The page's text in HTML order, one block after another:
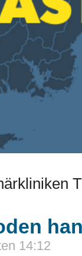
14:12